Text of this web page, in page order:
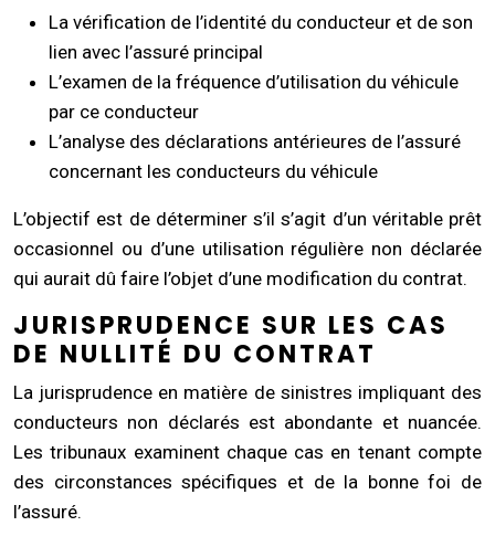
La vérification de l’identité du conducteur et de son
lien avec l’assuré principal
L’examen de la fréquence d’utilisation du véhicule
par ce conducteur
L’analyse des déclarations antérieures de l’assuré
concernant les conducteurs du véhicule
L’objectif est de déterminer s’il s’agit d’un véritable prêt
occasionnel ou d’une utilisation régulière non déclarée
qui aurait dû faire l’objet d’une modification du contrat.
JURISPRUDENCE SUR LES CAS
DE NULLITÉ DU CONTRAT
La jurisprudence en matière de sinistres impliquant des
conducteurs non déclarés est abondante et nuancée.
Les tribunaux examinent chaque cas en tenant compte
des circonstances spécifiques et de la bonne foi de
l’assuré.